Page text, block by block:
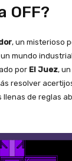
OFF?
, un misterioso
mundo
por El Juez,
resolver
de reglas